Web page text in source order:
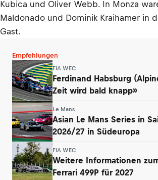
Kubica und Oliver Webb. In Monza
Maldonado und Dominik Kraihamer in
Gast.
Empfehlungen
FIA WEC
Ferdinand Habsburg
Zeit wird bald knapp»
Le Mans
Asian Le Mans Series in
2026/27 in Südeuropa
FIA WEC
Weitere Informationen
Ferrari 499P für 2027